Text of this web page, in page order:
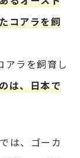
コアラを飼
アラを飼育し
は、日本で
は、ゴーカ